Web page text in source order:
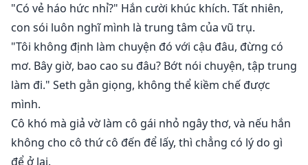
"Có vẻ háo hức nhỉ?" Hắn cười khúc khích. Tất nhiên,
con sói luôn nghĩ mình là trung tâm của vũ trụ.
"Tôi không định làm chuyện đó với cậu đâu, đừng có
mơ. Bây giờ, bao cao su đâu? Bớt nói chuyện, tập trung
làm đi." Seth gằn giọng, không thể kiềm chế được
mình.
Cô khó mà giả vờ làm cô gái nhỏ ngây thơ, và nếu hắn
không cho cô thứ cô đến để lấy, thì chẳng có lý do gì
để ở lại.